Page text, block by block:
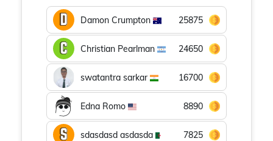
Damon Crumpton 25875
Christian Pearlman 24650
swatantra sarkar 16700
Edna Romo 8890
sdasdasd asdasda 7825